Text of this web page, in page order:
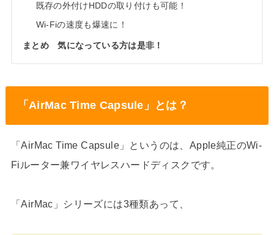
既存の外付けHDDの取り付けも可能！
Wi-Fiの速度も爆速に！
まとめ 気になっている方は是非！
「AirMac Time Capsule」とは？
「AirMac Time Capsule」というのは、Apple純正のWi-
Fiルーター兼ワイヤレスハードディスクです。
「AirMac」シリーズには3種類あって、